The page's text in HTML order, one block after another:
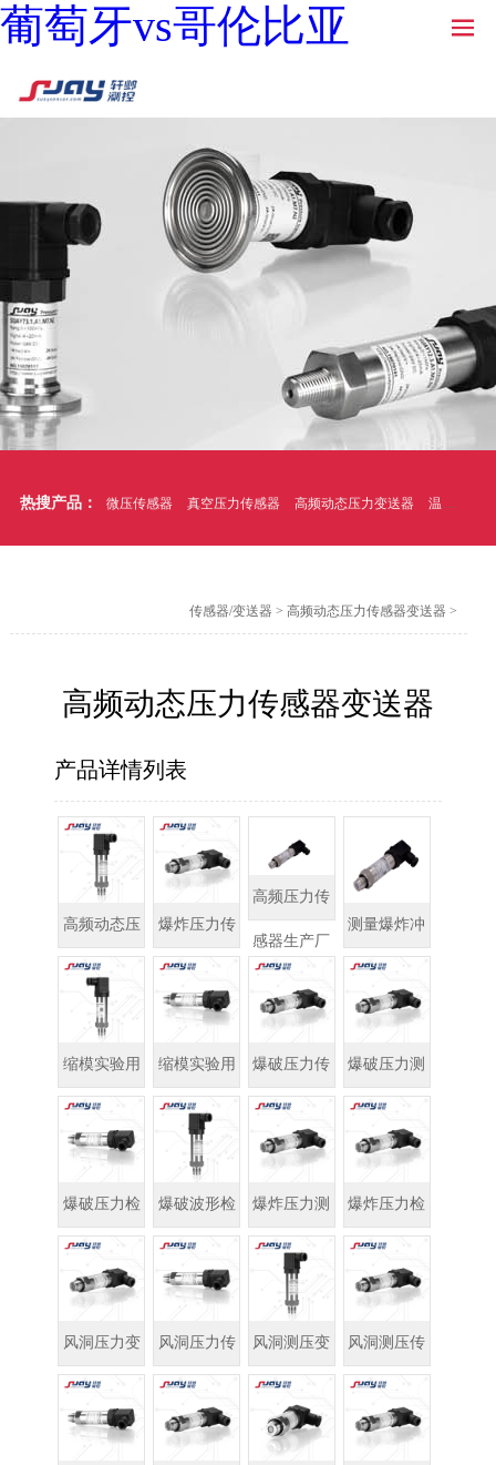
葡萄牙vs哥伦比亚
热搜产品： 微压传感器 真空压力传感器 高频动态压力变送器 温压一体式压力传感器
传感器/变送器 >高频动态压力传感器变送器 >
高频动态压力传感器变送器
产品详情列表
高频动态压
力传感器/变
送器
爆炸压力传
感器
高频压力传
感器生产厂
测量爆炸冲
击波的压力
传感器
缩模实验用
压力变送器
缩模实验用
压力传感器
爆破压力传
感器
爆破压力测
量
爆破压力检
测
爆破波形检
测
爆炸压力测
量
爆炸压力检
测
风洞压力变
送器
风洞压力传
感器
风洞测压变
送器
风洞测压传
感器